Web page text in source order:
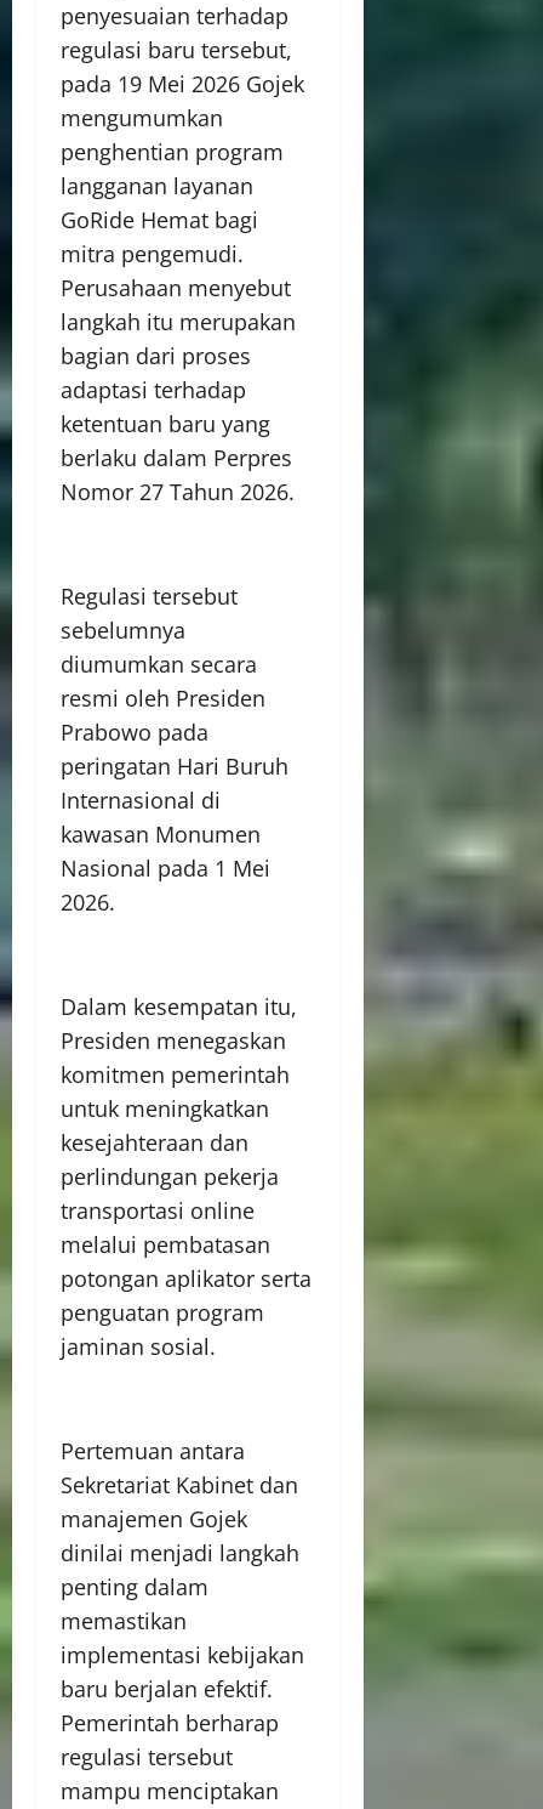
penyesuaian terhadap
regulasi baru tersebut,
pada 19 Mei 2026 Gojek
mengumumkan
penghentian program
langganan layanan
GoRide Hemat bagi
mitra pengemudi.
Perusahaan menyebut
langkah itu merupakan
bagian dari proses
adaptasi terhadap
ketentuan baru yang
berlaku dalam Perpres
Nomor 27 Tahun 2026.
Regulasi tersebut
sebelumnya
diumumkan secara
resmi oleh Presiden
Prabowo pada
peringatan Hari Buruh
Internasional di
kawasan Monumen
Nasional pada 1 Mei
2026.
Dalam kesempatan itu,
Presiden menegaskan
komitmen pemerintah
untuk meningkatkan
kesejahteraan dan
perlindungan pekerja
transportasi online
melalui pembatasan
potongan aplikator serta
penguatan program
jaminan sosial.
Pertemuan antara
Sekretariat Kabinet dan
manajemen Gojek
dinilai menjadi langkah
penting dalam
memastikan
implementasi kebijakan
baru berjalan efektif.
Pemerintah berharap
regulasi tersebut
mampu menciptakan